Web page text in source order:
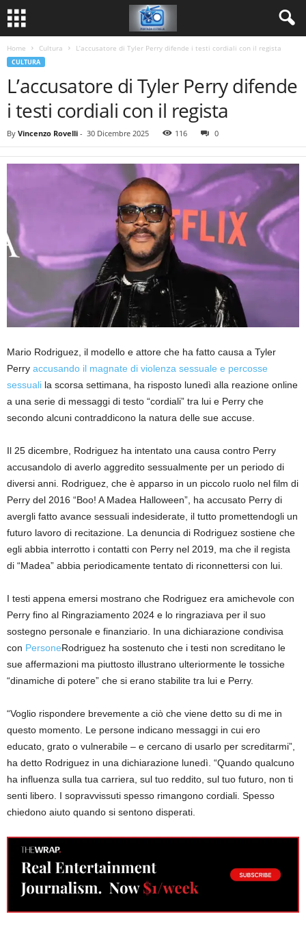
Home Cultura L’accusatore di Tyler Perry difende i testi cordiali con il regista
CULTURA
L’accusatore di Tyler Perry difende
i testi cordiali con il regista
By Vincenzo Rovelli - 30 Dicembre 2025 116 0
Mario Rodriguez, il modello e attore che ha fatto causa a Tyler
Perry accusando il magnate di violenza sessuale e percosse
sessuali la scorsa settimana, ha risposto lunedì alla reazione online
a una serie di messaggi di testo “cordiali” tra lui e Perry che
secondo alcuni contraddicono la natura delle sue accuse.
Il 25 dicembre, Rodriguez ha intentato una causa contro Perry
accusandolo di averlo aggredito sessualmente per un periodo di
diversi anni. Rodriguez, che è apparso in un piccolo ruolo nel film di
Perry del 2016 “Boo! A Madea Halloween”, ha accusato Perry di
avergli fatto avance sessuali indesiderate, il tutto promettendogli un
futuro lavoro di recitazione. La denuncia di Rodriguez sostiene che
egli abbia interrotto i contatti con Perry nel 2019, ma che il regista
di “Madea” abbia periodicamente tentato di riconnettersi con lui.
I testi appena emersi mostrano che Rodriguez era amichevole con
Perry fino al Ringraziamento 2024 e lo ringraziava per il suo
sostegno personale e finanziario. In una dichiarazione condivisa
con PersoneRodriguez ha sostenuto che i testi non screditano le
sue affermazioni ma piuttosto illustrano ulteriormente le tossiche
“dinamiche di potere” che si erano stabilite tra lui e Perry.
“Voglio rispondere brevemente a ciò che viene detto su di me in
questo momento. Le persone indicano messaggi in cui ero
educato, grato o vulnerabile – e cercano di usarlo per screditarmi”,
ha detto Rodriguez in una dichiarazione lunedì. “Quando qualcuno
ha influenza sulla tua carriera, sul tuo reddito, sul tuo futuro, non ti
senti libero. I sopravvissuti spesso rimangono cordiali. Spesso
chiedono aiuto quando si sentono disperati.